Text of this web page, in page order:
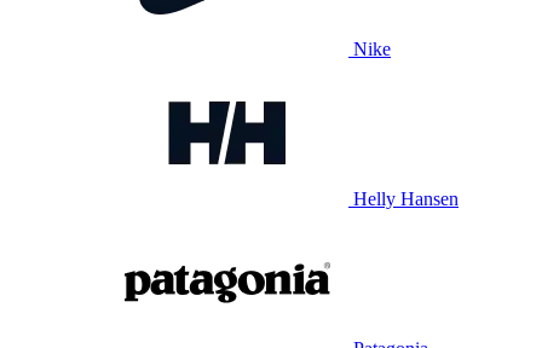
Nike
Helly Hansen